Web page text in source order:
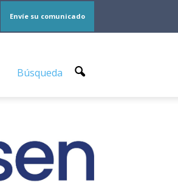
Envíe su comunicado
Búsqueda